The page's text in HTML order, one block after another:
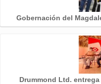
Gobernación del
Drummond Ltd.